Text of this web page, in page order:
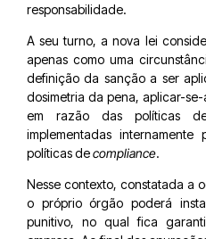
responsabilidade.
A seu turno, a nova lei
apenas como uma
definição da sanção a ser
dosimetria da pena, aplicar-
em razão das políticas
implementadas
políticas decompliance.
Nesse contexto, constatada a
o próprio órgão poderá
punitivo, no qual fica